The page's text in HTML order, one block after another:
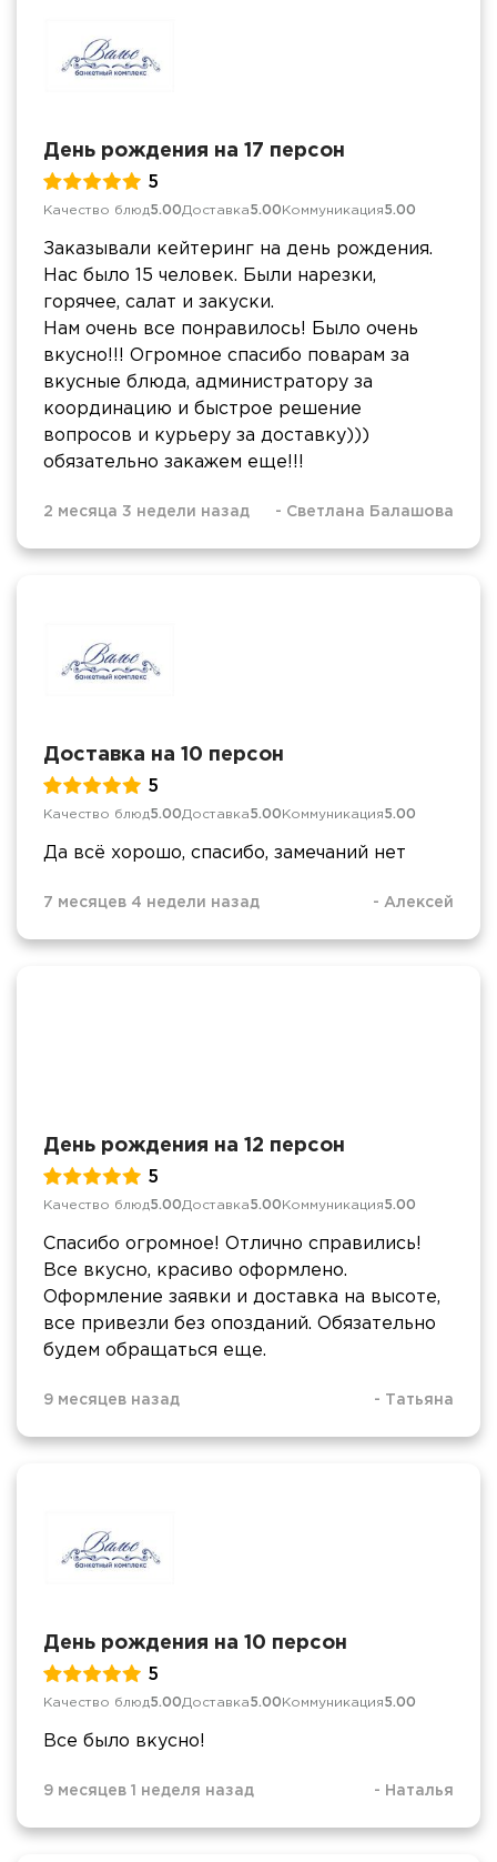
День рождения на 17 персон
5
Качество блюд5.00Доставка5.00 Коммуникация5.00
Заказывали кейтеринг на день рождения.
Нас было 15 человек. Были нарезки,
горячее, салат и закуски.
Нам очень все понравилось! Было очень
вкусно!!! Огромное спасибо поварам за
вкусные блюда, администратору за
координацию и быстрое решение
вопросов и курьеру за доставку)))
обязательно закажем еще!!!
2 месяца 3 недели назад - Светлана Балашова
Доставка на 10 персон
5
Качество блюд5.00Доставка5.00 Коммуникация5.00
Да всё хорошо, спасибо, замечаний нет
7 месяцев 4 недели назад - Алексей
День рождения на 12 персон
5
Качество блюд5.00Доставка5.00 Коммуникация5.00
Спасибо огромное! Отлично справились!
Все вкусно, красиво оформлено.
Оформление заявки и доставка на высоте,
все привезли без опозданий. Обязательно
будем обращаться еще.
9 месяцев назад - Татьяна
День рождения на 10 персон
5
Качество блюд5.00Доставка5.00 Коммуникация5.00
Все было вкусно!
9 месяцев 1 неделя назад - Наталья